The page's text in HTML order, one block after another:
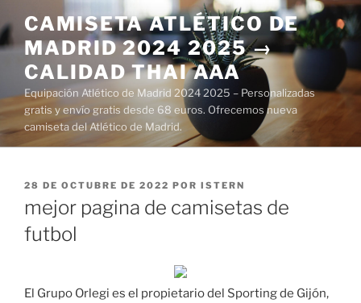
al
contenido
CAMISETA ATLÉTICO DE
MADRID 2024 2025 →
CALIDAD THAI AAA
Equipación Atlético de Madrid 2024 2025 – Personalizadas
gratis y envío gratis desde 68 euros. Ofrecemos nueva
camiseta del Atlético de Madrid.
PUBLICADO
28 DE OCTUBRE DE 2022 POR ISTERN
mejor pagina de camisetas de
futbol
El Grupo Orlegi es el propietario del Sporting de Gijón,